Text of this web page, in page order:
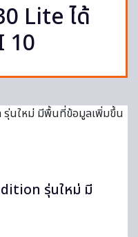
Lite ได้
10
รุ่นใหม่ มี